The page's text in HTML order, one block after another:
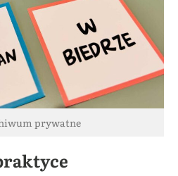
prywatne